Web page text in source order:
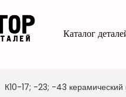
Каталог
К10-17; -23; -43 керамический